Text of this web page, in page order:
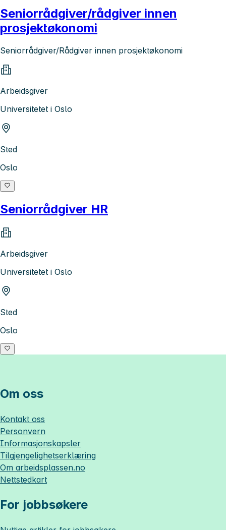
Seniorrådgiver/rådgiver innen
prosjektøkonomi
Seniorrådgiver/Rådgiver innen prosjektøkonomi
Arbeidsgiver
Universitetet i Oslo
Sted
Oslo
Seniorrådgiver HR
Arbeidsgiver
Universitetet i Oslo
Sted
Oslo
Om oss
Kontakt oss
Personvern
Informasjonskapsler
Tilgjengelighetserklæring
Om arbeidsplassen.no
Nettstedkart
For jobbsøkere